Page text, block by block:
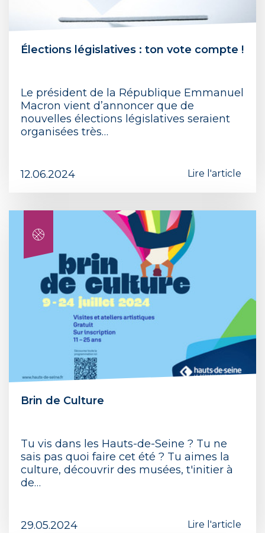
Élections législatives : ton vote compte !
Le président de la République Emmanuel
Macron vient d’annoncer que de
nouvelles élections législatives seraient
organisées très…
12.06.2024 Lire l'article
Brin de Culture
Tu vis dans les Hauts-de-Seine ? Tu ne
sais pas quoi faire cet été ? Tu aimes la
culture, découvrir des musées, t'initier à
de…
29.05.2024 Lire l'article